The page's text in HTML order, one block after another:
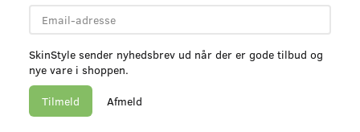
Email-
adresse
SkinStyle sender nyhedsbrev ud når der er gode tilbud og
nye vare i shoppen.
Tilmeld Afmeld